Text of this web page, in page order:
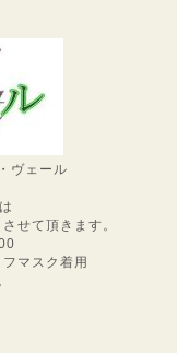
ヴェール
せて頂きます。
マスク着用